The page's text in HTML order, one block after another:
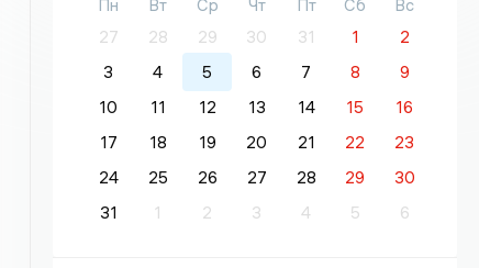
Пн Вт Ср Чт Пт Сб
Вс
27
28 29 30 31 1
2
3
4 5 6 7 8
9
10
11 12 13 14 15
16
17
18 19 20 21 22
23
24
25 26 27 28 29
30
31
1 2 3 4 5 6